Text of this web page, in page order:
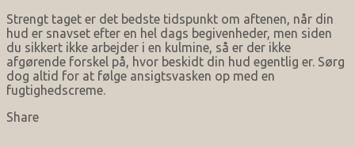
Strengt taget er det bedste tidspunkt om aftenen, når din
hud er snavset efter en hel dags begivenheder, men siden
du sikkert ikke arbejder i en kulmine, så er der ikke
afgørende forskel på, hvor beskidt din hud egentlig er. Sørg
dog altid for at følge ansigtsvasken op med en
fugtighedscreme.
Share